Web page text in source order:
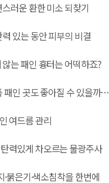
러운 환한 미소 되찾기
있는 동안 피부의 비결
는 패인 흉터는 어떡하죠?
패인 곳도 좋아질 수 있을까…
여드름 관리
력있게 차오르는 물광주사
붉은기·색소침착을 한번에